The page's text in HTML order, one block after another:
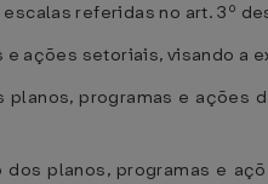
referidas no art. 3º
setoriais, visando a
programas e ações
planos, programas e